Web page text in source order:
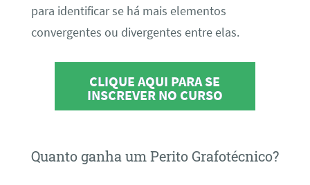
para identificar se há mais elementos
convergentes ou divergentes entre elas.
CLIQUE AQUI PARA SE
INSCREVER NO CURSO
Quanto ganha um Perito Grafotécnico?